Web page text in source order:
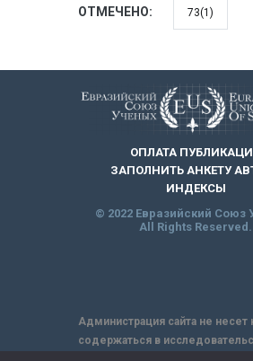
ОТМЕЧЕНО: 73(1)
ОПЛАТА
ЗАПОЛНИТЬ АНКЕТУ
ИНДЕКСЫ
© 2022 Евразийский Союз
All Rights Reserved.
Администрация сайта не
содержаться в